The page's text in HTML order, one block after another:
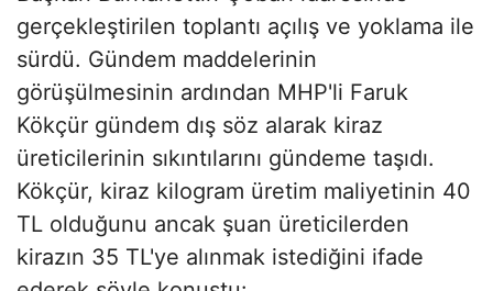
gerçekleştirilen toplantı açılış ve yoklama ile
sürdü. Gündem maddelerinin
görüşülmesinin ardından MHP'li Faruk
Kökçür gündem dış söz alarak kiraz
üreticilerinin sıkıntılarını gündeme taşıdı.
Kökçür, kiraz kilogram üretim maliyetinin 40
TL olduğunu ancak şuan üreticilerden
kirazın 35 TL'ye alınmak istediğini ifade